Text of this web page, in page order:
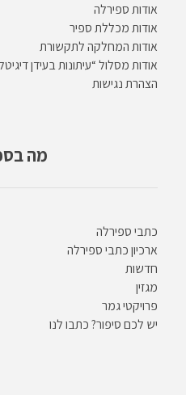
אודות ספירלה
אודות מכללת ספיר
אודות המחלקה לתקשורת
אודות מסלול “עיתונות בעידן
הצהרת נגישות
מה
כתבי ספירלה
ארכיון כתבי ספירלה
חדשות
מגזין
פרויקטי גמר
יש לכם סיפור? כתבו לנו